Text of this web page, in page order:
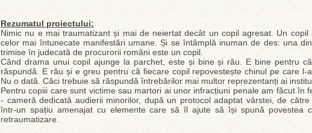
Rezumatul proiectului:
Nimic nu e mai traumatizant și mai de neiertat decât un copil agresat. Un
celor mai întunecate manifestări umane. Și se întâmplă inuman de des: una
trimise în judecată de procurorii români este un copil.
Când drama unui copil ajunge la parchet, este și bine și rău. E bine pentru
răspundă. E rău și e greu pentru că fiecare copil repovestește chinul pe care l-
Nu o dată. Căci trebuie să răspundă întrebărilor mai multor reprezentanți ai
Pentru copiii care sunt victime sau martori ai unor infracțiuni penale am făcut în
- cameră dedicată audierii minorilor, după un protocol adaptat vârstei, de către
într-un spațiu amenajat cu elemente care să îl ajute să își spună povestea
retraumatizare.